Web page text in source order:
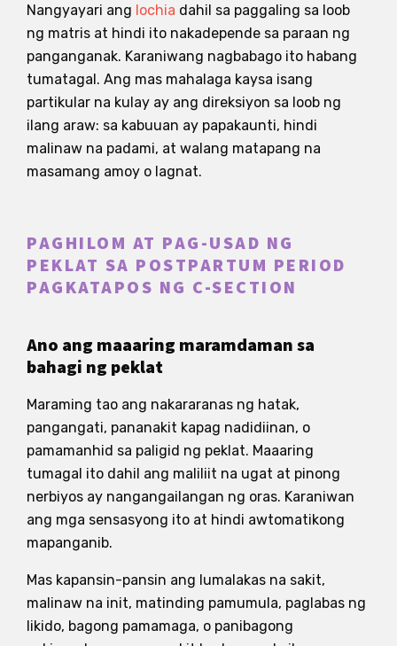
Nangyayari ang lochia dahil sa paggaling sa loob
ng matris at hindi ito nakadepende sa paraan ng
panganganak. Karaniwang nagbabago ito habang
tumatagal. Ang mas mahalaga kaysa isang
partikular na kulay ay ang direksiyon sa loob ng
ilang araw: sa kabuuan ay papakaunti, hindi
malinaw na padami, at walang matapang na
masamang amoy o lagnat.
PAGHILOM AT PAG-USAD NG
PEKLAT SA POSTPARTUM PERIOD
PAGKATAPOS NG C-SECTION
Ano ang maaaring maramdaman sa
bahagi ng peklat
Maraming tao ang nakararanas ng hatak,
pangangati, pananakit kapag nadidiinan, o
pamamanhid sa paligid ng peklat. Maaaring
tumagal ito dahil ang maliliit na ugat at pinong
nerbiyos ay nangangailangan ng oras. Karaniwan
ang mga sensasyong ito at hindi awtomatikong
mapanganib.
Mas kapansin-pansin ang lumalakas na sakit,
malinaw na init, matinding pamumula, paglabas ng
likido, bagong pamamaga, o panibagong